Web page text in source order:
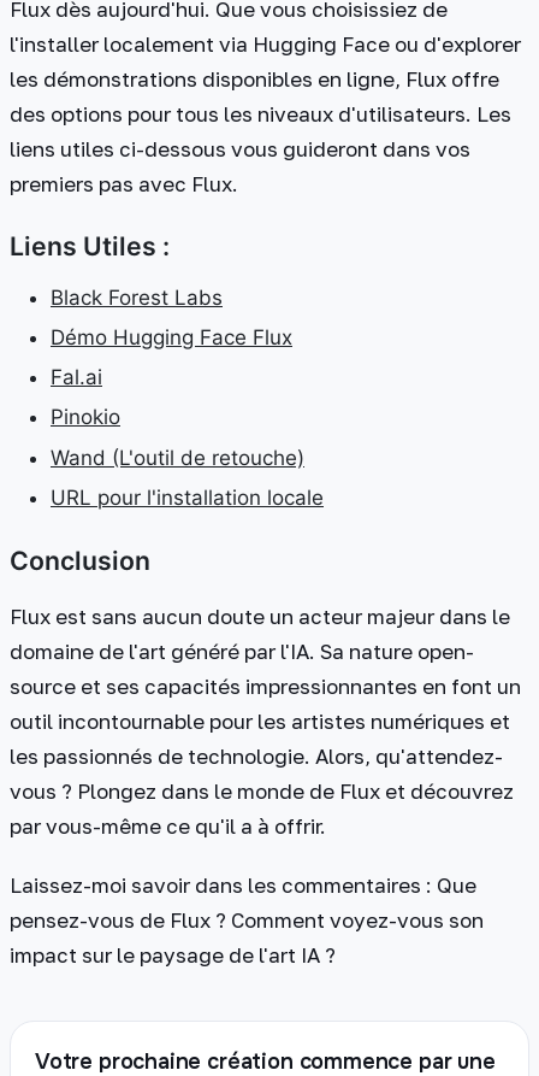
Flux dès aujourd'hui. Que vous choisissiez de
l'installer localement via Hugging Face ou d'explorer
les démonstrations disponibles en ligne, Flux offre
des options pour tous les niveaux d'utilisateurs. Les
liens utiles ci-dessous vous guideront dans vos
premiers pas avec Flux.
Liens Utiles :
Black Forest Labs
Démo Hugging Face Flux
Fal.ai
Pinokio
Wand (L'outil de retouche)
URL pour l'installation locale
Conclusion
Flux est sans aucun doute un acteur majeur dans le
domaine de l'art généré par l'IA. Sa nature open-
source et ses capacités impressionnantes en font un
outil incontournable pour les artistes numériques et
les passionnés de technologie. Alors, qu'attendez-
vous ? Plongez dans le monde de Flux et découvrez
par vous-même ce qu'il a à offrir.
Laissez-moi savoir dans les commentaires : Que
pensez-vous de Flux ? Comment voyez-vous son
impact sur le paysage de l'art IA ?
Votre prochaine création commence par une